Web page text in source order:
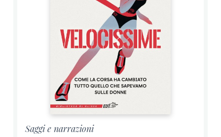
Saggi e narrazioni